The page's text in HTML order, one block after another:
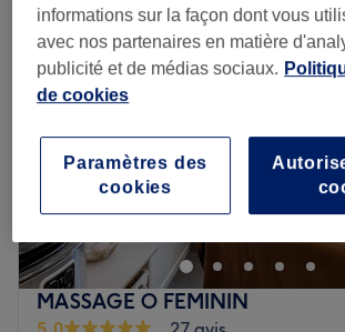
MASSAGE O FEMININ
informations sur la façon dont vous
avec nos partenaires en matière
publicité et de médias sociaux.
de cookies
Paramètres des
cookies